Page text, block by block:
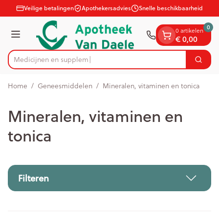
Ga naar de inhoud
1 van 1Veilige betalingen Apothekersadvies Snelle beschikbaarheid
Menu
Product, merk, categorie... Zoek
0 artikelen
€ 0,00
0
Home / Geneesmiddelen / Mineralen, vitaminen en tonica
Mineralen, vitaminen en
tonica
Filteren